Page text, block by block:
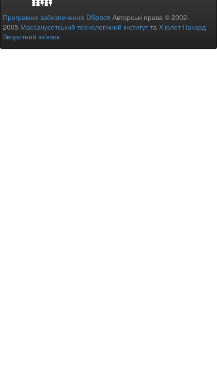
Програмне забезпечення DSpace Авторські права © 2002-
2005 Массачусетський технологічний інститутта Х’юлет Пакард -
Зворотний зв’язок